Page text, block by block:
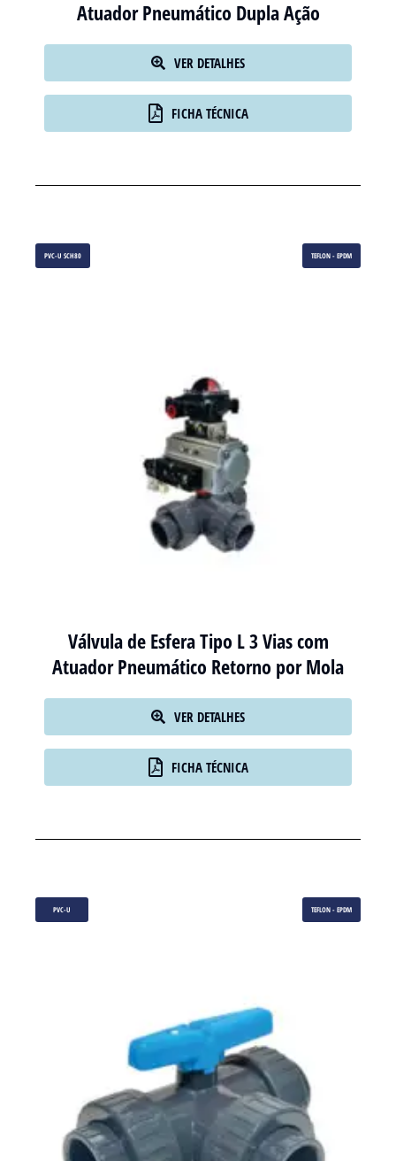
Atuador Pneumático Dupla Ação
VER DETALHES
FICHA TÉCNICA
Válvula de Esfera Tipo L 3 Vias com
Atuador Pneumático Retorno por Mola
VER DETALHES
FICHA TÉCNICA